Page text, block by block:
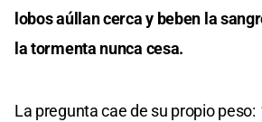
lobos aúllan cerca y beben la
la tormenta nunca cesa.
La pregunta cae de su propio peso: